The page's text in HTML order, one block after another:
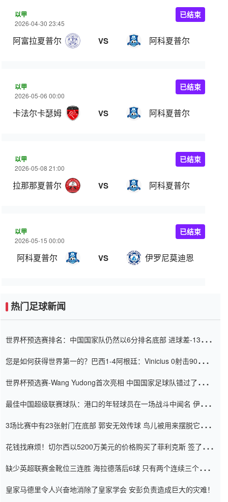
以甲
2026-04-30 23:45
阿富拉夏普尔 VS 阿科夏普尔
已结束
以甲
2026-05-06 00:00
卡法尔卡瑟姆 VS 阿科夏普尔
已结束
以甲
2026-05-08 21:00
拉那那夏普尔 VS 阿科夏普尔
已结束
以甲
2026-05-15 00:00
阿科夏普尔 VS 伊罗尼莫迪恩
已结束
热门足球新闻
世界杯预选赛排名：中国国家队仍然以6分排名底部 进球差-13令人
您是如何获得世界第一的？巴西1-4阿根廷：Vinicius 0射击90分钟
世界杯预选赛-Wang Yudong首次亮相 中国国家足球队错过了世界
最佳中国超级联赛球队：港口的年轻球员在一场战斗中闻名 伊万放
3场比赛中有23张射门在底部 郭安无效传球 鸟儿被用来摆脱它
花钱找麻烦！切尔西以5200万美元的价格购买了菲利克斯 签了7年
缺少英超联赛金靴位三连胜 海拉德落后6球 只有两个连续三个连续
皇家马德里令人兴奋地消除了皇家学会 安彭负责造成巨大的灾难！